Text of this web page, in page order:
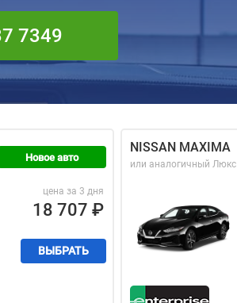
7349
Новое авто
цена за 3 дня
18 707 ₽
ВЫБРАТЬ
NISSAN MAXIMA
или аналогичный Люкс